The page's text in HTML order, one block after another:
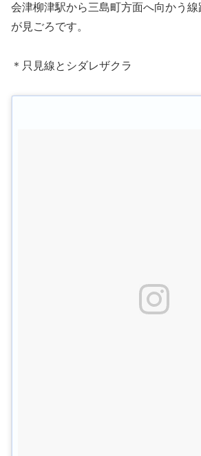
会津柳津駅から三島町方面へ向かう
が見ごろです。
＊只見線とシダレザクラ